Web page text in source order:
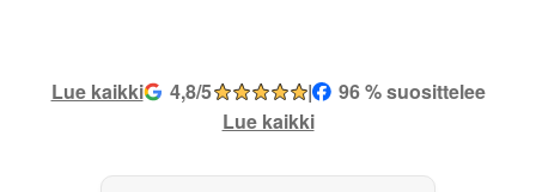
Lue kaikki 4,8/5 |
96 % suosittelee
Lue kaikki